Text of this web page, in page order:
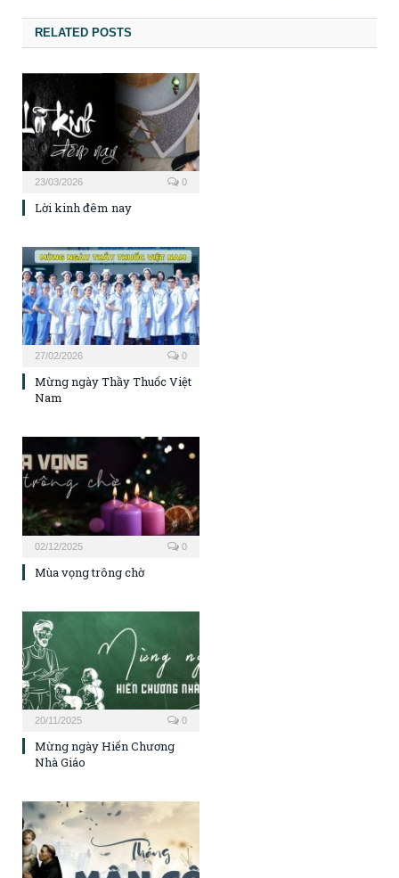
RELATED POSTS
23/03/2026 0
Lời kinh đêm nay
27/02/2026 0
Mừng ngày Thầy Thuốc Việt
Nam
02/12/2025 0
Mùa vọng trông chờ
20/11/2025 0
Mừng ngày Hiến Chương
Nhà Giáo